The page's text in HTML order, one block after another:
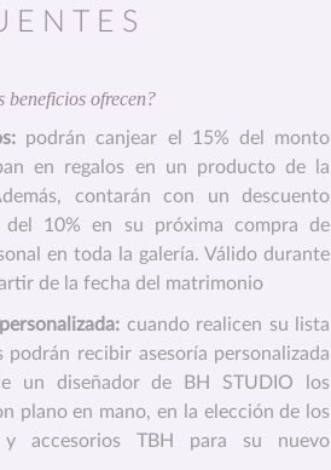
beneficios ofrecen?
podrán canjear el 15% del monto
en regalos en un producto de la
contarán con un descuento
del 10% en su próxima compra de
en toda la galería. Válido durante
de la fecha del matrimonio
cuando realicen su lista
podrán recibir asesoría personalizada
un diseñador de BH STUDIO los
plano en mano, en la elección de los
y accesorios TBH para su nuevo